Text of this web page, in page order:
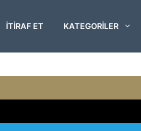
ITIRAF ET KATEGORILER